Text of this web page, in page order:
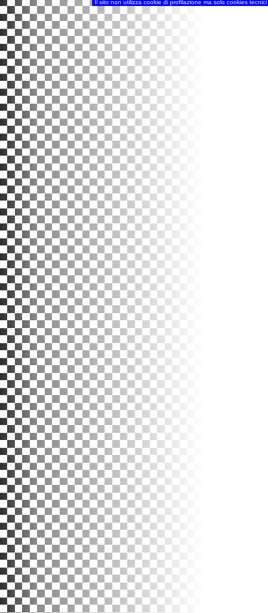
Il sito non utilizza cookie di profilazione ma solo cookies